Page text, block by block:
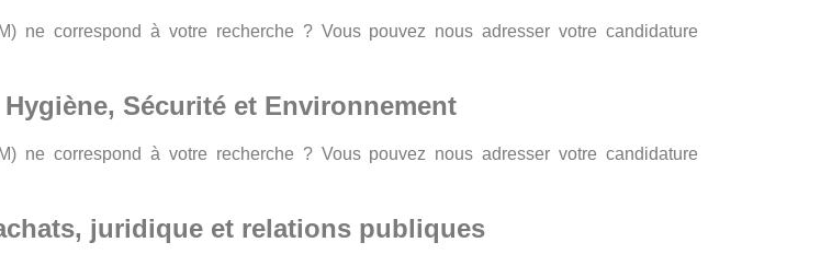
ne correspond à votre recherche ? Vous pouvez nous adresser votre candidature
Sécurité et Environnement
ne correspond à votre recherche ? Vous pouvez nous adresser votre candidature
juridique et relations publiques